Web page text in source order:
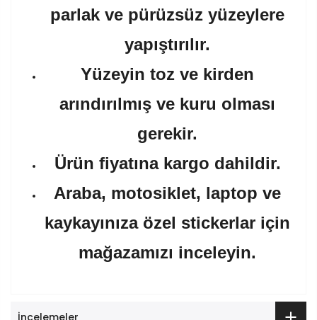
parlak ve pürüzsüz yüzeylere
yapıştırılır.
Yüzeyin toz ve kirden
arındırılmış ve kuru olması
gerekir.
Ürün fiyatına kargo dahildir.
Araba, motosiklet, laptop ve
kaykayınıza özel stickerlar için
mağazamızı inceleyin.